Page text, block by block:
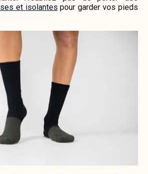
et isolantes pour garder vos pieds